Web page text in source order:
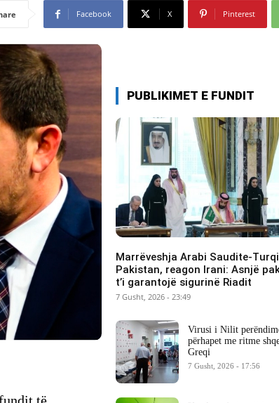
Facebook X Pinterest
PUBLIKIMET E FUNDIT
Marrëveshja Arabi Saudite-
Pakistan, reagon Irani: Asnjë
t’i garantojë sigurinë Riadit
7 Gusht, 2026 - 23:49
Virusi i Nilit
përhapet me ritme
Greqi
7 Gusht, 2026 - 17:56